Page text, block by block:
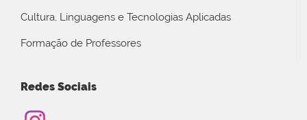
Cultura, Linguagens e Tecnologias Aplicadas
Formação de Professores
Redes Sociais